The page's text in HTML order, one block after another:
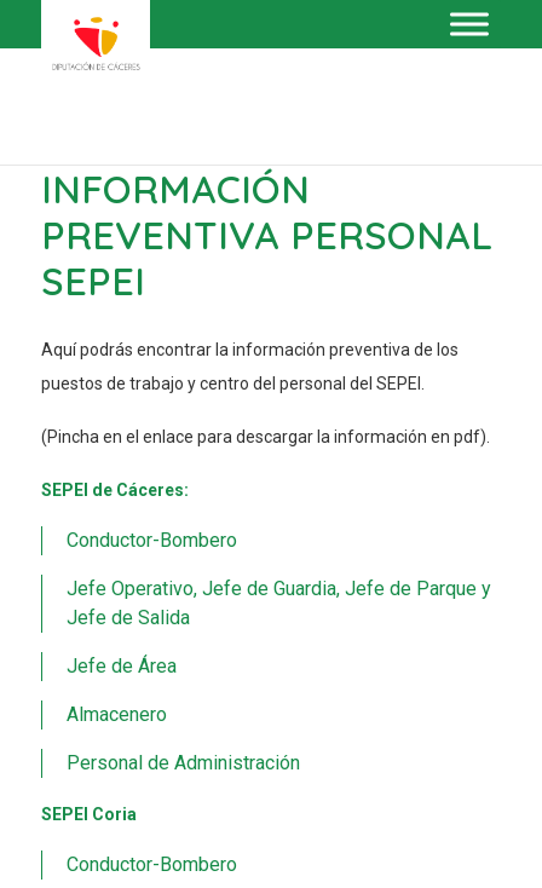
INFORMACIÓN
PREVENTIVA PERSONAL
SEPEI
Aquí podrás encontrar la información preventiva de los
puestos de trabajo y centro del personal del SEPEI.
(Pincha en el enlace para descargar la información en pdf).
SEPEI de Cáceres:
Conductor-Bombero
Jefe Operativo, Jefe de Guardia, Jefe de Parque y
Jefe de Salida
Jefe de Área
Almacenero
Personal de Administración
SEPEI Coria
Conductor-Bombero